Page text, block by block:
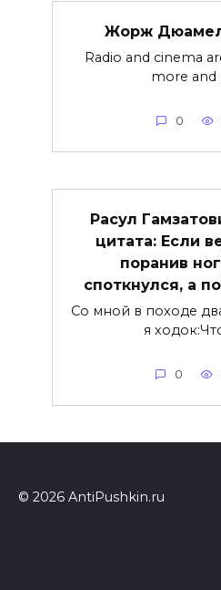
Жорж
Radio and cinema
more and
0
Расул
цитата: Если
поранив
споткнулся, а
Со мной в походе
я
0
© 2026 AntiPushkin.ru